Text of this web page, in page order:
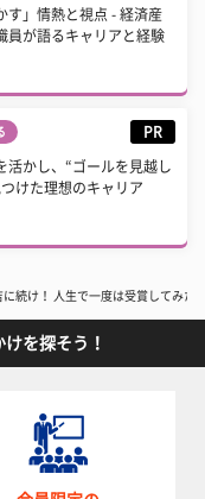
す」情熱と視点 - 経済産
員が語るキャリアと経験
PR
活かし、“ゴールを見越し
けた理想のキャリア
に続け！ 人生で一度は受賞してみた
を探そう！